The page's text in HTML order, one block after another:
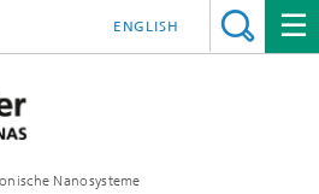
Nanosysteme
ENGLISH